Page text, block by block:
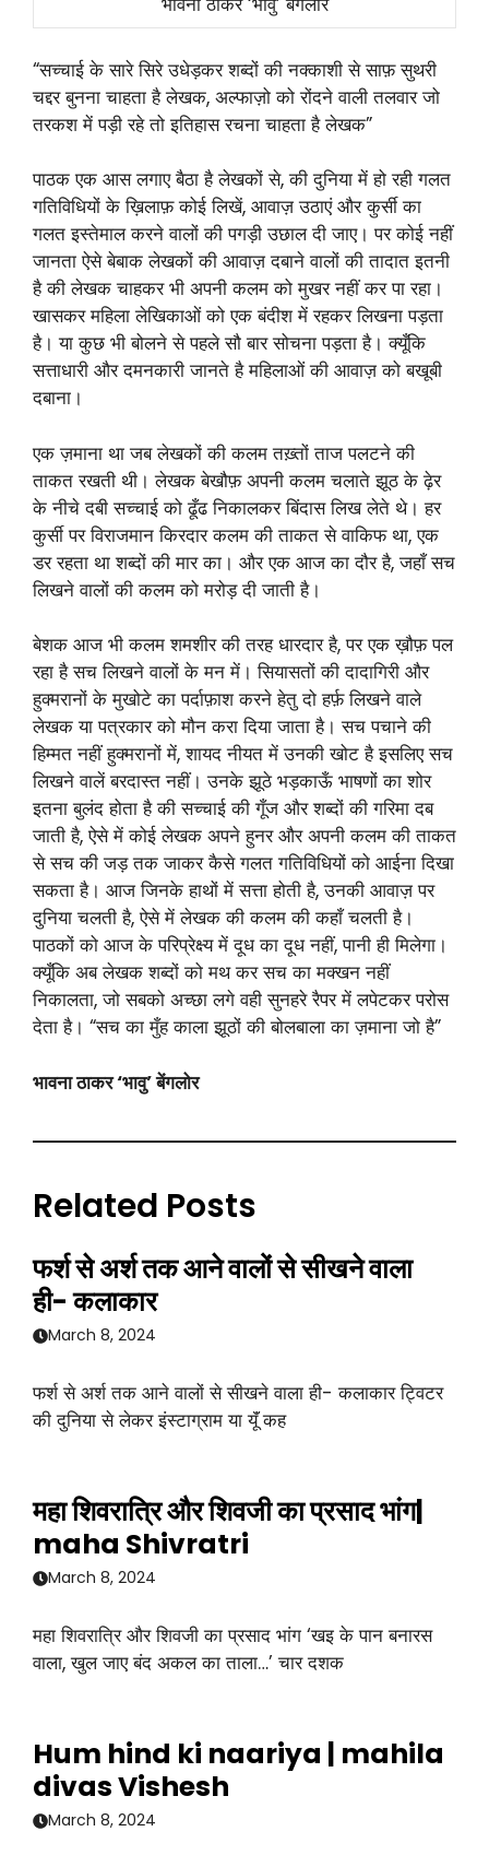
“सच्चाई के सारे सिरे उधेड़कर शब्दों की नक्काशी से साफ़ सुथरी
चद्दर बुनना चाहता है लेखक, अल्फाज़ो को रोंदने वाली तलवार जो
तरकश में पड़ी रहे तो इतिहास रचना चाहता है लेखक”
पाठक एक आस लगाए बैठा है लेखकों से, की दुनिया में हो रही गलत
गतिविधियों के ख़िलाफ़ कोई लिखें, आवाज़ उठाएं और कुर्सी का
गलत इस्तेमाल करने वालों की पगड़ी उछाल दी जाए। पर कोई नहीं
जानता ऐसे बेबाक लेखकों की आवाज़ दबाने वालों की तादात इतनी
है की लेखक चाहकर भी अपनी कलम को मुखर नहीं कर पा रहा।
खासकर महिला लेखिकाओं को एक बंदीश में रहकर लिखना पड़ता
है। या कुछ भी बोलने से पहले सौ बार सोचना पड़ता है। क्यूँकि
सत्ताधारी और दमनकारी जानते है महिलाओं की आवाज़ को बखूबी
दबाना।
एक ज़माना था जब लेखकों की कलम तख़्तों ताज पलटने की
ताकत रखती थी। लेखक बेखौफ़ अपनी कलम चलाते झूठ के ढ़ेर
के नीचे दबी सच्चाई को ढूँढ निकालकर बिंदास लिख लेते थे। हर
कुर्सी पर विराजमान किरदार कलम की ताकत से वाकिफ था, एक
डर रहता था शब्दों की मार का। और एक आज का दौर है, जहाँ सच
लिखने वालों की कलम को मरोड़ दी जाती है।
बेशक आज भी कलम शमशीर की तरह धारदार है, पर एक ख़ौफ़ पल
रहा है सच लिखने वालों के मन में। सियासतों की दादागिरी और
हुक्मरानों के मुखोटे का पर्दाफ़ाश करने हेतु दो हर्फ़ लिखने वाले
लेखक या पत्रकार को मौन करा दिया जाता है। सच पचाने की
हिम्मत नहीं हुक्मरानों में, शायद नीयत में उनकी खोट है इसलिए सच
लिखने वालें बरदास्त नहीं। उनके झूठे भड़काऊँ भाषणों का शोर
इतना बुलंद होता है की सच्चाई की गूँज और शब्दों की गरिमा दब
जाती है, ऐसे में कोई लेखक अपने हुनर और अपनी कलम की ताकत
से सच की जड़ तक जाकर कैसे गलत गतिविधियों को आईना दिखा
सकता है। आज जिनके हाथों में सत्ता होती है, उनकी आवाज़ पर
दुनिया चलती है, ऐसे में लेखक की कलम की कहाँ चलती है।
पाठकों को आज के परिप्रेक्ष्य में दूध का दूध नहीं, पानी ही मिलेगा।
क्यूँकि अब लेखक शब्दों को मथ कर सच का मक्खन नहीं
निकालता, जो सबको अच्छा लगे वही सुनहरे रैपर में लपेटकर परोस
देता है। “सच का मुँह काला झूठों की बोलबाला का ज़माना जो है”
भावना ठाकर ‘भावु’ बेंगलोर
Related Posts
फर्श से अर्श तक आने वालों से सीखने वाला
ही- कलाकार
March 8, 2024
फर्श से अर्श तक आने वालों से सीखने वाला ही- कलाकार ट्विटर
की दुनिया से लेकर इंस्टाग्राम या यूॅं कह
महा शिवरात्रि और शिवजी का प्रसाद भांग|
maha Shivratri
March 8, 2024
महा शिवरात्रि और शिवजी का प्रसाद भांग ‘खइ के पान बनारस
वाला, खुल जाए बंद अकल का ताला…’ चार दशक
Hum hind ki naariya | mahila
divas Vishesh
March 8, 2024